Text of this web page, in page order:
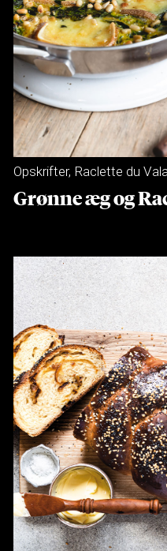
Opskrifter, Raclette du
Grønne æg og